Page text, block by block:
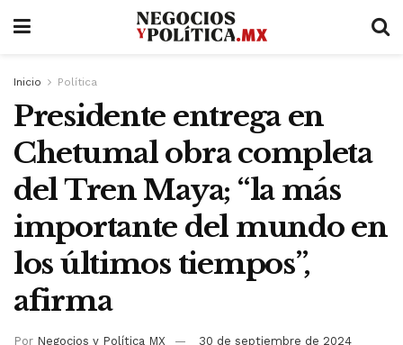
Inicio Política
Presidente entrega en
Chetumal obra completa
del Tren Maya; “la más
importante del mundo en
los últimos tiempos”,
afirma
Por Negocios y Política MX 30 de septiembre de 2024